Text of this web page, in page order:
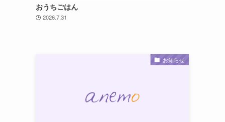
おうちごはん
2026.7.31
お知らせ